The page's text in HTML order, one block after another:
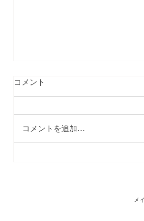
お仕事実績2025年6月
コメント
コメントを追加…
メ